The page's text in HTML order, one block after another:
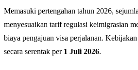
Memasuki pertengahan tahun 2026,
menyesuaikan tarif regulasi keimigrasian
biaya pengajuan visa perjalanan.
secara serentak per 1 Juli 2026.